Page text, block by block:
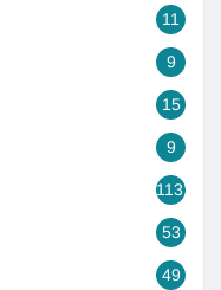
11
9
15
9
1131
53
49